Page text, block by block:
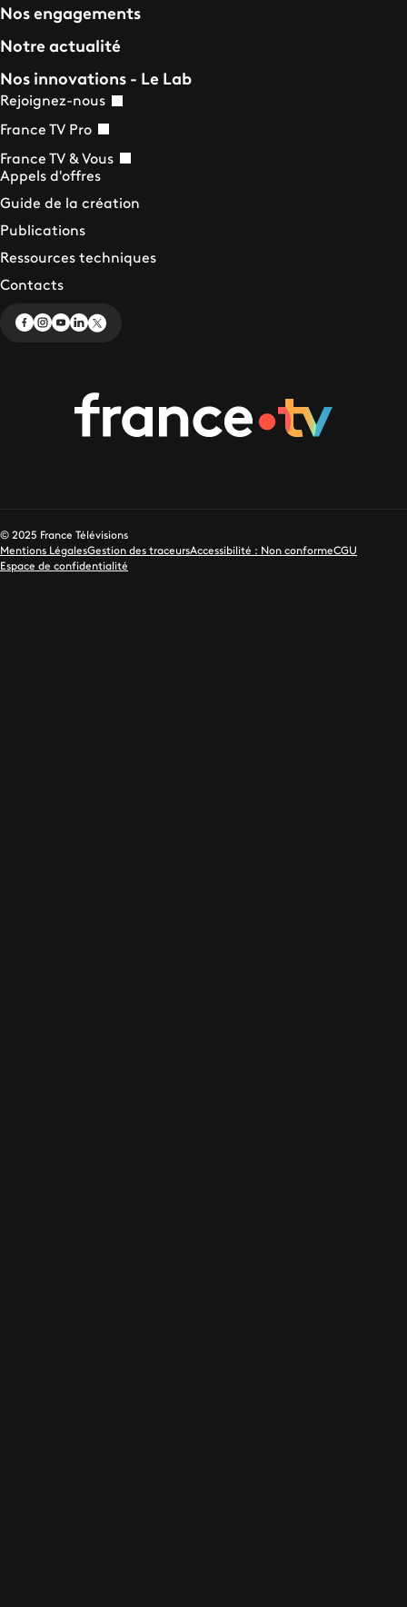
Nos engagements
Notre actualité
Nos innovations - Le Lab
Rejoignez-nous
France TV Pro
France TV & Vous
Appels d'offres
Guide de la création
Publications
Ressources techniques
Contacts
© 2025 France Télévisions
Mentions LégalesGestion des traceursAccessibilité : Non conformeCGU
Espace de confidentialité